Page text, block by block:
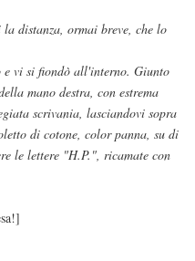
distanza, ormai breve, che lo
vi si fiondò all'interno. Giunto
mano destra, con estrema
scrivania, lasciandovi sopra
di cotone, color panna, su di
le lettere "H.P.", ricamate con